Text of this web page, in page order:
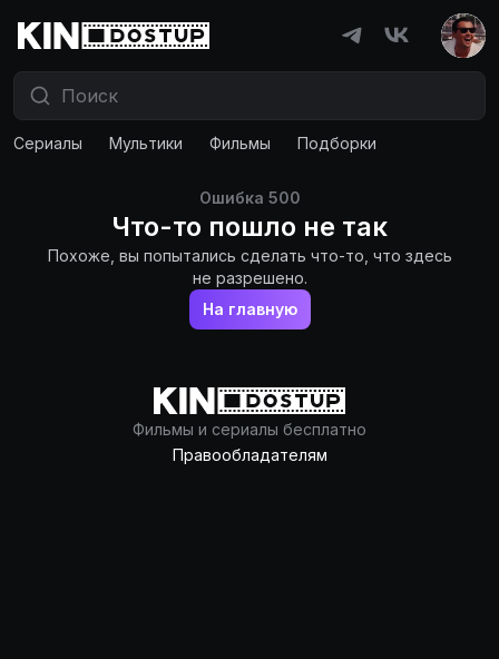
Сериалы Мультики Фильмы Подборки
Ошибка 500
Что-то пошло не так
Похоже, вы попытались сделать что-то, что здесь
не разрешено.
На главную
Фильмы и сериалы бесплатно
Правообладателям